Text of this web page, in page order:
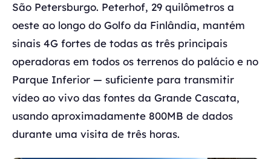
São Petersburgo. Peterhof, 29 quilômetros a
oeste ao longo do Golfo da Finlândia, mantém
sinais 4G fortes de todas as três principais
operadoras em todos os terrenos do palácio e no
Parque Inferior — suficiente para transmitir
vídeo ao vivo das fontes da Grande Cascata,
usando aproximadamente 800MB de dados
durante uma visita de três horas.